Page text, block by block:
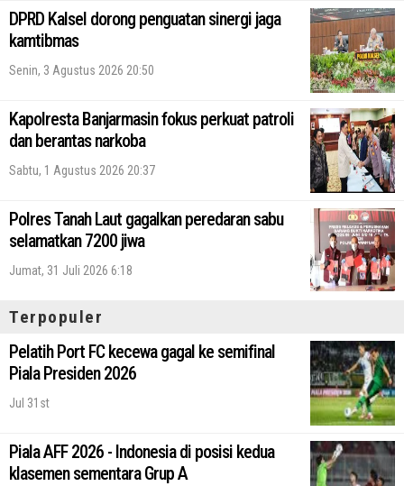
DPRD Kalsel dorong penguatan sinergi jaga
kamtibmas
Senin, 3 Agustus 2026 20:50
Kapolresta Banjarmasin fokus perkuat patroli
dan berantas narkoba
Sabtu, 1 Agustus 2026 20:37
Polres Tanah Laut gagalkan peredaran sabu
selamatkan 7200 jiwa
Jumat, 31 Juli 2026 6:18
Terpopuler
Pelatih Port FC kecewa gagal ke semifinal
Piala Presiden 2026
Jul 31st
Piala AFF 2026 - Indonesia di posisi kedua
klasemen sementara Grup A